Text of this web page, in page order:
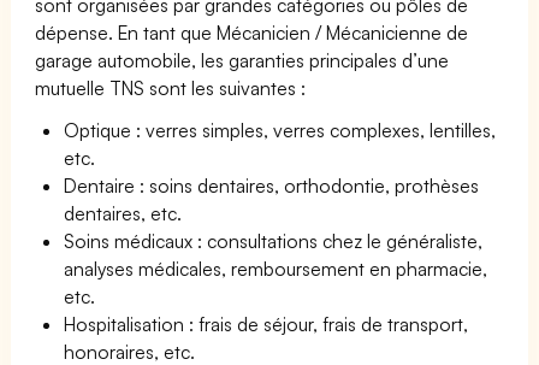
dépense. En tant que Mécanicien / Mécanicienne de
garage automobile, les garanties principales d’une
mutuelle TNS sont les suivantes :
Optique : verres simples, verres complexes, lentilles,
etc.
Dentaire : soins dentaires, orthodontie, prothèses
dentaires, etc.
Soins médicaux : consultations chez le généraliste,
analyses médicales, remboursement en pharmacie,
etc.
Hospitalisation : frais de séjour, frais de transport,
honoraires, etc.